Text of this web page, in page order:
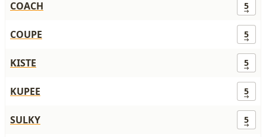
COACH 5
COUPE 5
KISTE 5
KUPEE 5
SULKY 5